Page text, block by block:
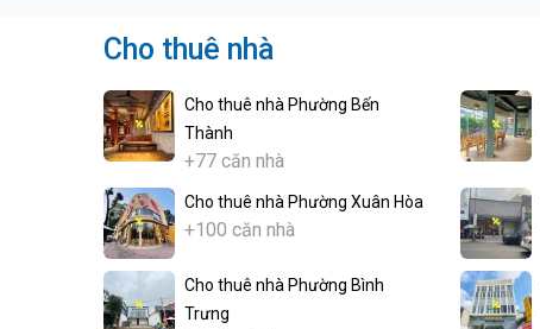
Cho thuê nhà
Cho thuê nhà Phường Bến
Thành
+77 căn nhà
Cho thuê nhà Phường Xuân Hòa
+100 căn nhà
Cho thuê nhà Phường Bình
Trưng